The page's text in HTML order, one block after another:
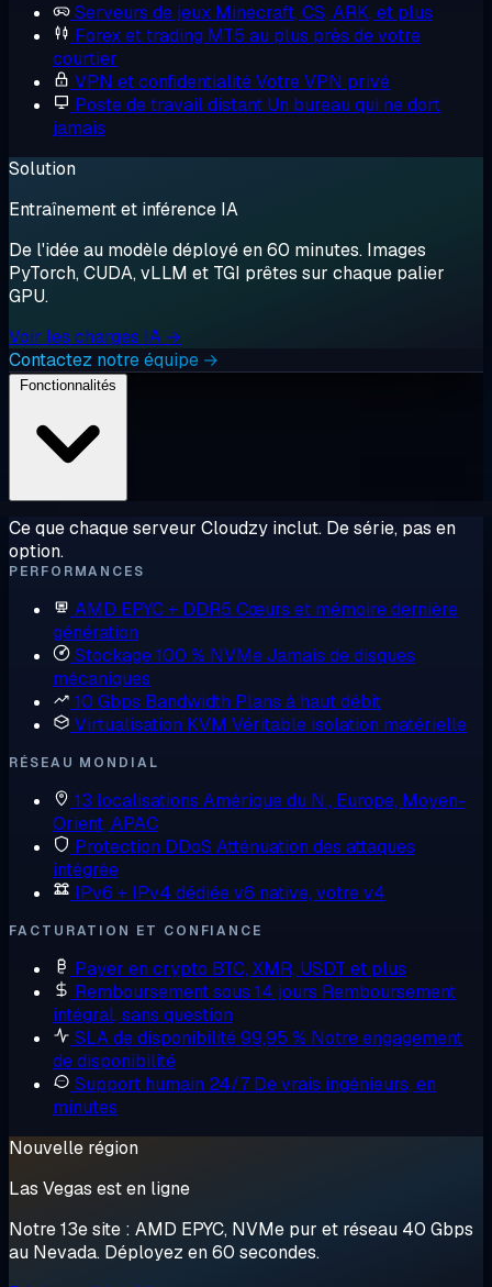
Serveurs de jeux Minecraft, CS, ARK, et plus
Forex et trading MT5 au plus près de votre
courtier
VPN et confidentialitéVotre VPN privé
Poste de travail distant Un bureau qui ne dort
jamais
Solution
Entraînement et inférence IA
De l'idée au modèle déployé en 60 minutes. Images
PyTorch, CUDA, vLLM et TGI prêtes sur chaque palier
GPU.
Voir les charges IA →
Contactez notre équipe →
Ce que chaque serveur Cloudzy inclut. De série, pas en
option.
PERFORMANCES
AMD EPYC + DDR5 Cœurs et mémoire dernière
génération
Stockage 100 % NVMeJamais de disques
mécaniques
10 Gbps Bandwidth Plans à haut débit
Virtualisation KVM Véritable isolation matérielle
RÉSEAU MONDIAL
13 localisations Amérique du N., Europe, Moyen-
Orient, APAC
Protection DDoS Atténuation des attaques
intégrée
IPv6 + IPv4 dédiéev6 native, votre v4
FACTURATION ET CONFIANCE
Payer en crypto BTC, XMR, USDT et plus
Remboursement sous 14 jours Remboursement
intégral, sans question
SLA de disponibilité 99,95 % Notre engagement
de disponibilité
Support humain 24/7 De vrais ingénieurs, en
minutes
Nouvelle région
Las Vegas est en ligne
Notre 13e site : AMD EPYC, NVMe pur et réseau 40 Gbps
au Nevada. Déployez en 60 secondes.